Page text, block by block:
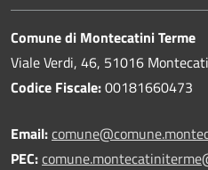
Comune di Montecatini Terme
Viale Verdi, 46, 51016
Codice Fiscale:00181660473
Email:
PEC: